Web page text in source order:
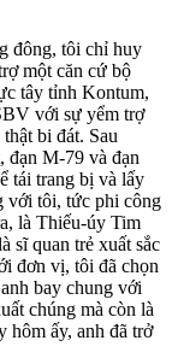
đông, tôi chỉ huy
một căn cứ bộ
tây tỉnh Kontum,
với sự yểm trợ
bi đát. Sau
đạn M-79 và đạn
tái trang bị và lấy
với tôi, tức phi công
là Thiếu-úy Tim
sĩ quan trẻ xuất sắc
đơn vị, tôi đã chọn
bay chung với
chúng mà còn là
hôm ấy, anh đã trở